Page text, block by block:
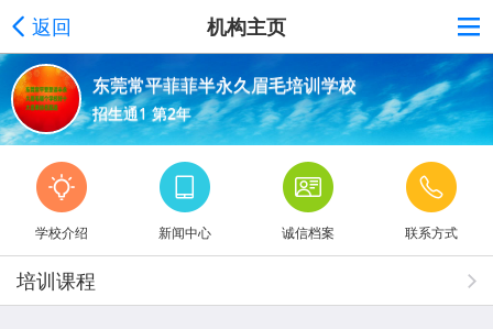
返回 机构主页
东莞常平菲菲半永久眉毛培训学校
招生通1 第2年
学校介绍 新闻中心 诚信档案 联系方式
培训课程